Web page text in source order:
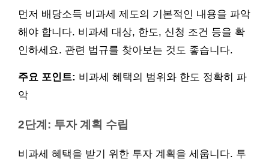
먼저 배당소득 비과세 제도의 기본적인 내용을 파악
해야 합니다. 비과세 대상, 한도, 신청 조건 등을 확
인하세요. 관련 법규를 찾아보는 것도 좋습니다.
주요 포인트: 비과세 혜택의 범위와 한도 정확히 파
악
2단계: 투자 계획 수립
비과세 혜택을 받기 위한 투자 계획을 세웁니다. 투